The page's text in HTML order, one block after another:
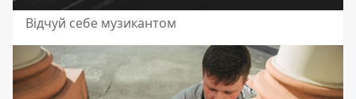
Відчуй себе музикантом